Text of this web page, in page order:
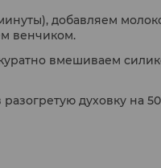
добавляем
венчиком.
вмешиваем
духовку на